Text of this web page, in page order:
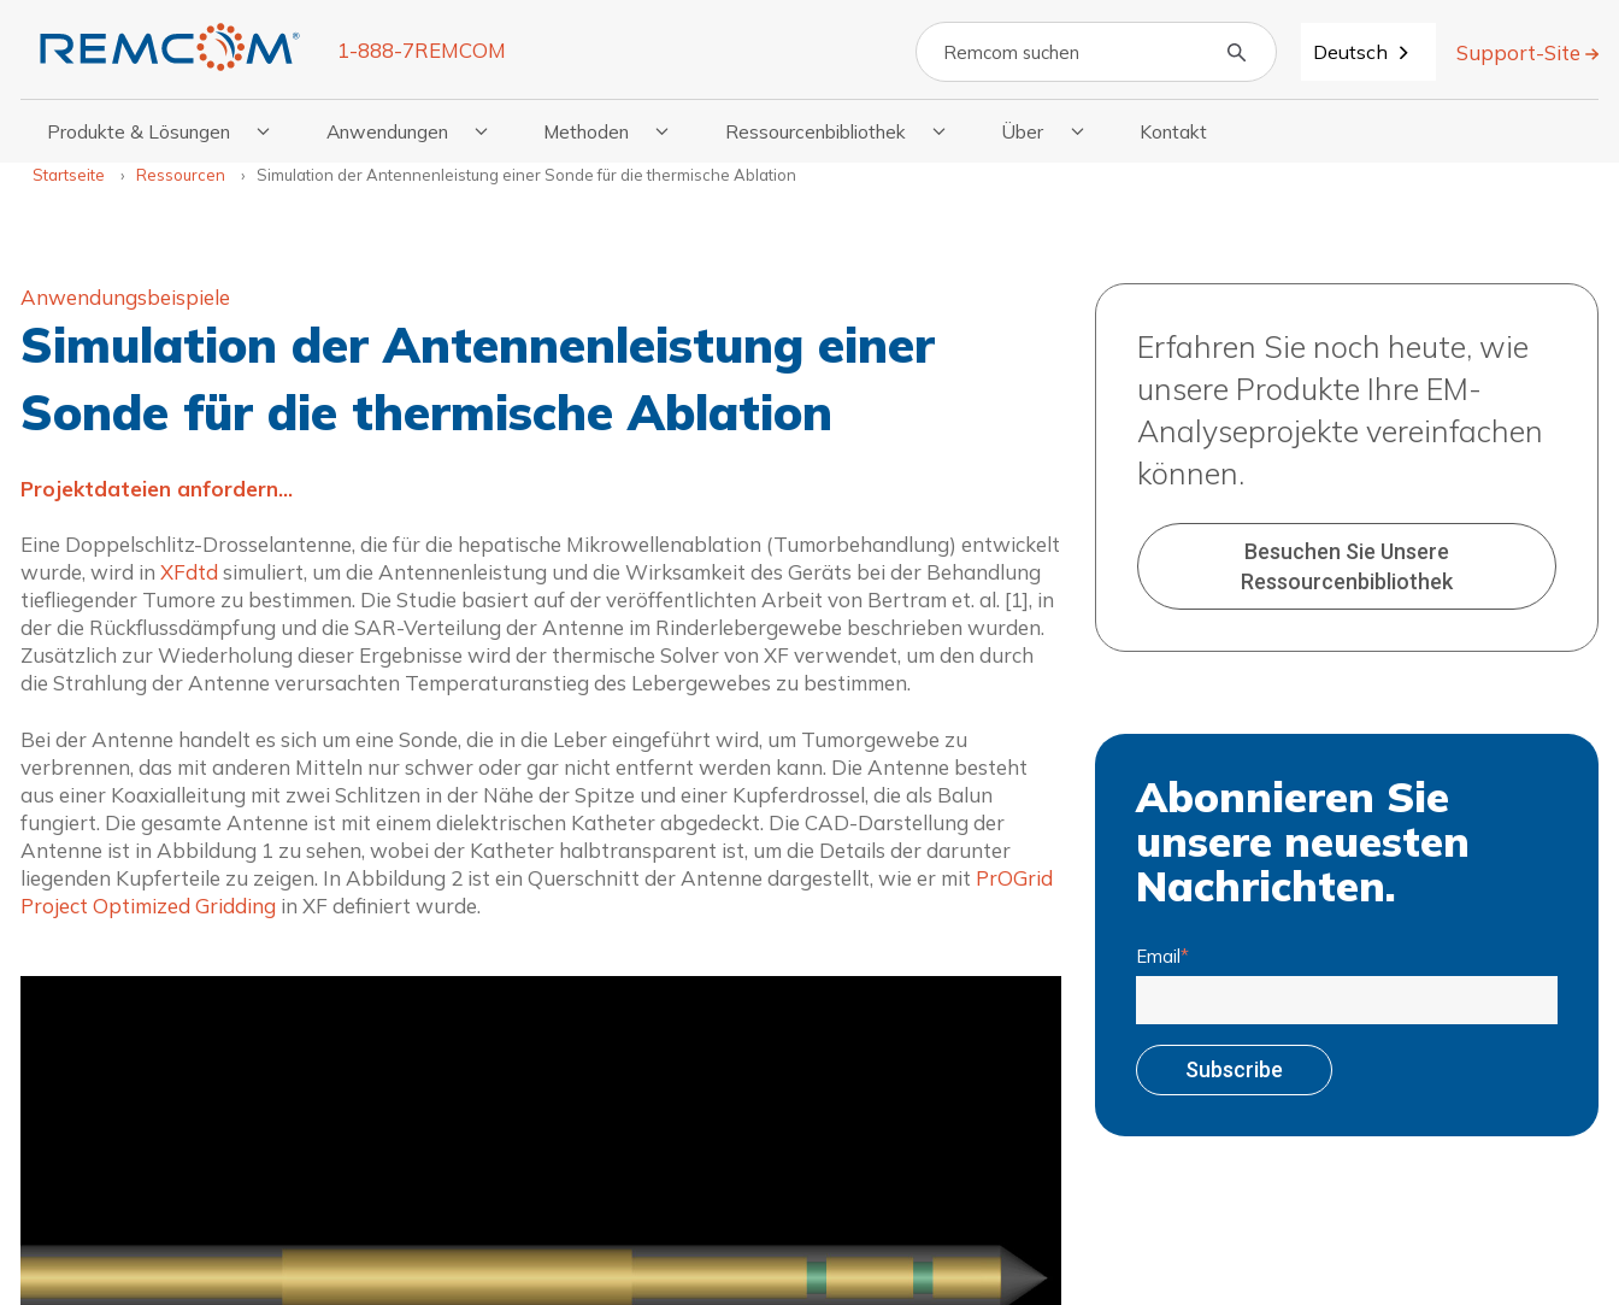
1-888-7REMCOM Suche Deutsch Support-Site
Produkte & Lösungen
Untermenü Für Produkte & Lösungen Anzeigen
Anwendungen
Untermenü Für Anwendungen Anzeigen
Methoden
Untermenü Für Methoden Anzeigen
Ressourcenbibliothek
Untermenü Für Die Ressourcenbibliothek Anzeigen
Über
Untermenü Für „Über“ Anzeigen
Kontakt
Startseite Ressourcen Simulation der Antennenleistung einer Sonde für die thermische Ablation
Anwendungsbeispiele
Simulation der Antennenleistung einer
Sonde für die thermische Ablation
Projektdateien anfordern...
Eine Doppelschlitz-Drosselantenne, die für die hepatische Mikrowellenablation (Tumorbehandlung) entwickelt
wurde, wird in XFdtd simuliert, um die Antennenleistung und die Wirksamkeit des Geräts bei der Behandlung
tiefliegender Tumore zu bestimmen. Die Studie basiert auf der veröffentlichten Arbeit von Bertram et. al. [1], in
der die Rückflussdämpfung und die SAR-Verteilung der Antenne im Rinderlebergewebe beschrieben wurden.
Zusätzlich zur Wiederholung dieser Ergebnisse wird der thermische Solver von XF verwendet, um den durch
die Strahlung der Antenne verursachten Temperaturanstieg des Lebergewebes zu bestimmen.
Bei der Antenne handelt es sich um eine Sonde, die in die Leber eingeführt wird, um Tumorgewebe zu
verbrennen, das mit anderen Mitteln nur schwer oder gar nicht entfernt werden kann. Die Antenne besteht
aus einer Koaxialleitung mit zwei Schlitzen in der Nähe der Spitze und einer Kupferdrossel, die als Balun
fungiert. Die gesamte Antenne ist mit einem dielektrischen Katheter abgedeckt. Die CAD-Darstellung der
Antenne ist in Abbildung 1 zu sehen, wobei der Katheter halbtransparent ist, um die Details der darunter
liegenden Kupferteile zu zeigen. In Abbildung 2 ist ein Querschnitt der Antenne dargestellt, wie er mit PrOGrid
Project Optimized Gridding in XF definiert wurde.
Erfahren Sie noch heute, wie
unsere Produkte Ihre EM-
Analyseprojekte vereinfachen
können.
Besuchen Sie Unsere
Ressourcenbibliothek
Abonnieren Sie
unsere neuesten
Nachrichten.
Email*